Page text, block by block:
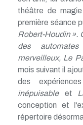
théâtre de
première séance
Robert-Houdin ».
des
merveilleux, Le
mois suivant il
des
inépuisableet
conception et
répertoire